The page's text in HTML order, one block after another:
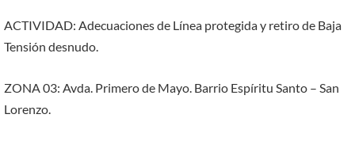
ACTIVIDAD: Adecuaciones de Línea protegida y retiro de Baja
Tensión desnudo.
ZONA 03: Avda. Primero de Mayo. Barrio Espíritu Santo – San
Lorenzo.